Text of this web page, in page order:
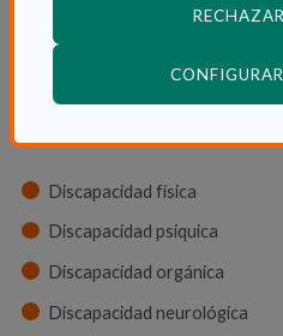
Discapacidad física
Discapacidad psíquica
Discapacidad orgánica
Discapacidad neurológica